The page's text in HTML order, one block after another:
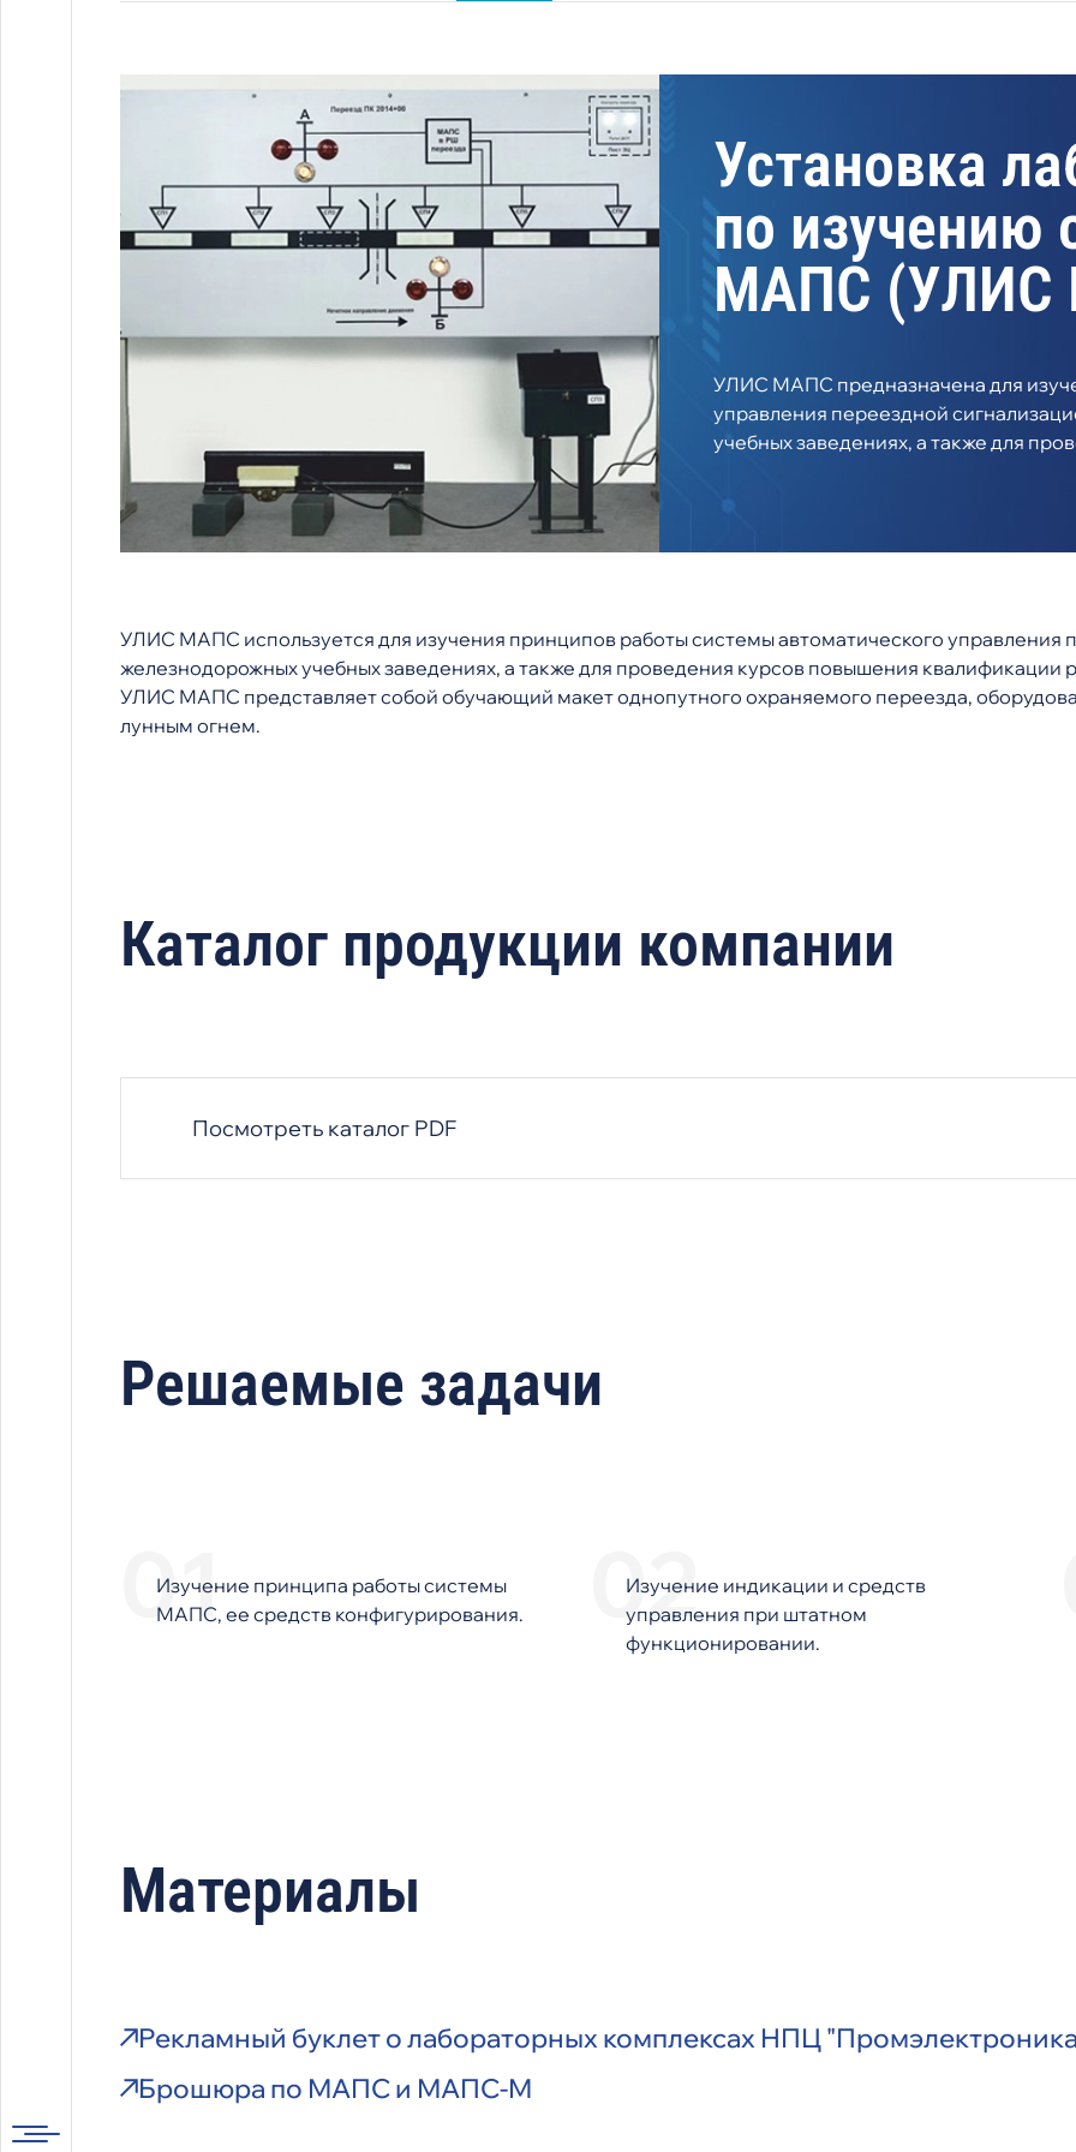
Установка
по изучению
МАПС (УЛИС
УЛИС МАПС предназначена для
управления переездной
учебных заведениях, а также для
УЛИС МАПС используется для изучения принципов работы системы автоматического
железнодорожных учебных заведениях, а также для проведения курсов повышения квалификации
УЛИС МАПС представляет собой обучающий макет однопутного охраняемого переезда,
лунным огнем.
Каталог продукции компании
Посмотреть каталог PDF
Решаемые задачи
Изучение принципа работы системы
МАПС, ее средств конфигурирования.
Изучение индикации и средств
управления при штатном
функционировании.
Материалы
Рекламный буклет о лабораторных комплексах НПЦ
Брошюра по МАПС и МАПС-М